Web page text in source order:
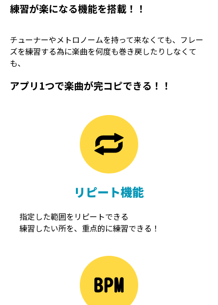
練習が楽になる機能を搭載！！
チューナーやメトロノームを持って来なくても、フレー
ズを練習する為に楽曲を何度も巻き戻したりしなくて
も、
アプリ1つで楽曲が完コピできる！！
リピート機能
指定した範囲をリピートできる
練習したい所を、重点的に練習できる！